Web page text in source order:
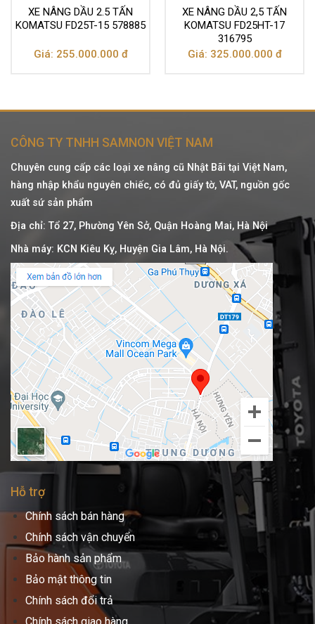
XE NÂNG DẦU 2.5 TẤN
KOMATSU FD25T-15 578885
Giá: 255.000.000 đ
XE NÂNG DẦU 2,5 TẤN
KOMATSU FD25HT-17
316795
Giá: 325.000.000 đ
CÔNG TY TNHH SAMNON VIỆT NAM
Chuyên cung cấp các loại xe nâng cũ Nhật Bãi tại Việt Nam,
hàng nhập khẩu nguyên chiếc, có đủ giấy tờ, VAT, nguồn gốc
xuất sứ sản phẩm
Địa chỉ: Tổ 27, Phường Yên Sở, Quận Hoàng Mai, Hà Nội
Nhà máy: KCN Kiêu Kỵ, Huyện Gia Lâm, Hà Nội.
Hỗ trợ
Chính sách bán hàng
Chính sách vận chuyển
Bảo hành sản phẩm
Bảo mật thông tin
Chính sách đổi trả
Chính sách giao hàng